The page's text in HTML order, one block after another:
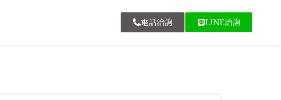
電話洽詢 LINE洽詢